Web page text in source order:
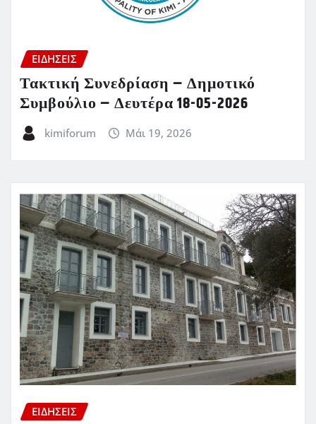
ΕΙΔΗΣΕΙΣ
Τακτική Συνεδρίαση – Δημοτικό
Συμβούλιο – Δευτέρα 18-05-2026
kimiforum Μάι 19, 2026
ΕΙΔΗΣΕΙΣ